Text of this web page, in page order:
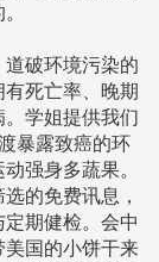
破环境污染的
死亡率、晚期
学姐提供我们
暴露致癌的环
强身多蔬果。
的免费讯息，
期健检。会中
国的小饼干来